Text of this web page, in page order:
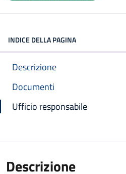
INDICE DELLA PAGINA
Descrizione
Documenti
Ufficio responsabile
Descrizione